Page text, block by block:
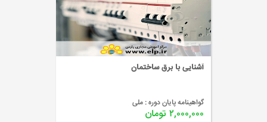
آشنایی با برق ساختمان
گواهینامه پایان دوره : ملی
۲,۰۰۰,۰۰۰ تومان